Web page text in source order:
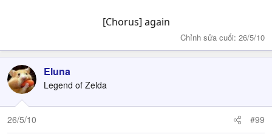
[Chorus] again​
Chỉnh sửa cuối: 26/5/10
Eluna
Legend of Zelda
26/5/10 #99